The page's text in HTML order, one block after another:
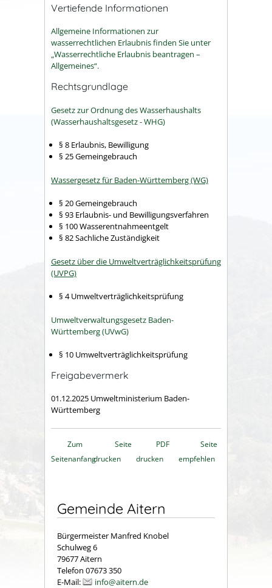
Vertiefende Informationen
Allgemeine Informationen zur
wasserrechtlichen Erlaubnis finden Sie unter
„Wasserrechtliche Erlaubnis beantragen –
Allgemeines“.
Rechtsgrundlage
Gesetz zur Ordnung des Wasserhaushalts
(Wasserhaushaltsgesetz - WHG)
§ 8 Erlaubnis, Bewilligung
§ 25 Gemeingebrauch
Wassergesetz für Baden-Württemberg (WG)
§ 20 Gemeingebrauch
§ 93 Erlaubnis- und Bewilligungsverfahren
§ 100 Wasserentnahmeentgelt
§ 82 Sachliche Zuständigkeit
Gesetz über die Umweltverträglichkeitsprüfung
(UVPG)
§ 4 Umweltverträglichkeitsprüfung
Umweltverwaltungsgesetz Baden-
Württemberg (UVwG)
§ 10 Umweltverträglichkeitsprüfung
Freigabevermerk
01.12.2025 Umweltministerium Baden-
Württemberg
Zum
Seitenanfang
Seite
drucken
PDF
drucken
Seite
empfehlen
Gemeinde Aitern
Bürgermeister Manfred Knobel
Schulweg 6
79677 Aitern
Telefon 07673 350
E-Mail:
info@aitern.de